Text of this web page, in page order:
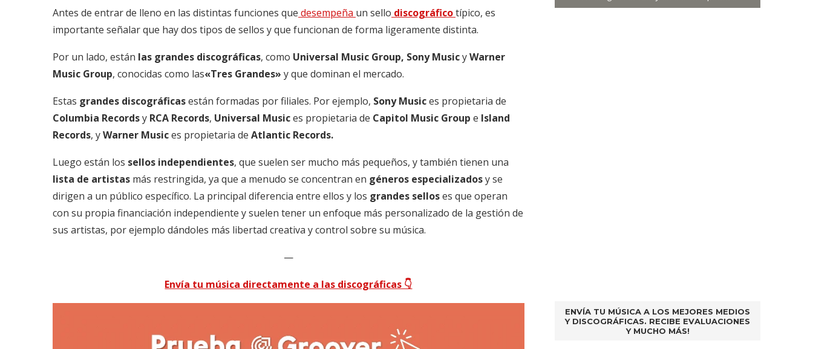
Antes de entrar de lleno en las distintas funciones que desempeña un sello discográficotípico, es
importante señalar que hay dos tipos de sellos y que funcionan de forma ligeramente distinta.
Por un lado, están las grandes discográficas, como Universal Music Group, Sony MusicyWarner
Music Group, conocidas como las«Tres Grandes» y que dominan el mercado.
Estas grandes discográficasestán formadas por filiales. Por ejemplo, Sony Musices propietaria de
Columbia Recordsy RCA Records, Universal Musices propietaria de Capitol Music Group e Island
Records, yWarner Musices propietaria de Atlantic Records.
Luego están los sellos independientes, que suelen ser mucho más pequeños, y también tienen una
lista de artistas más restringida, ya que a menudo se concentran en géneros especializadosy se
dirigen a un público específico. La principal diferencia entre ellos y los grandes selloses que operan
con su propia financiación independiente y suelen tener un enfoque más personalizado de la gestión de
sus artistas, por ejemplo dándoles más libertad creativa y control sobre su música.
—
Envía tu música directamente a las discográficas 👇
ENVÍA TU MÚSICA A LOS MEJORES MEDIOS
Y DISCOGRÁFICAS. RECIBE EVALUACIONES
Y MUCHO MÁS!